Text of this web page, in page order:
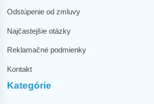
Odstúpenie od zmluvy
Najčastejšie otázky
Reklamačné podmienky
Kontakt
Kategórie